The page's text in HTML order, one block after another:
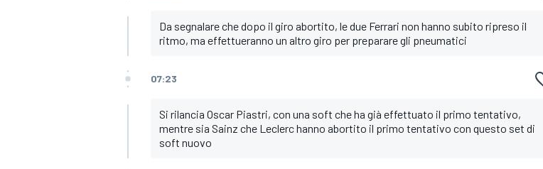
RALLY
Da segnalare che dopo il giro abortito, le due Ferrari non hanno subito ripreso il
ritmo, ma effettueranno un altro giro per preparare gli pneumatici
07:23
Si rilancia Oscar Piastri, con una soft che ha già effettuato il primo tentativo,
mentre sia Sainz che Leclerc hanno abortito il primo tentativo con questo set di
soft nuovo